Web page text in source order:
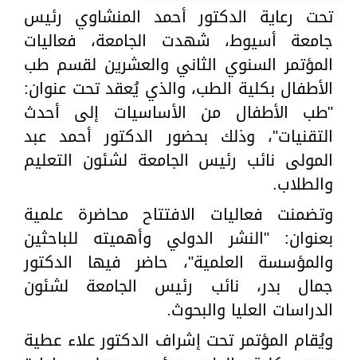
تحت رعاية الدكتور أحمد المنشاوي رئيس
جامعة أسيوط، شهدت الجامعة، فعاليات
المؤتمر السنوي الثاني والعشرين لقسم طب
الأطفال بكلية الطب، والذي يُعقد تحت عنوان:
"طب الأطفال من الأساسيات إلى أحدث
التقنيات"، وذلك بحضور الدكتور أحمد عبد
المولى نائب رئيس الجامعة لشئون التعليم
والطلاب.
وتضمنت فعاليات الافتتاح محاضرة علمية
بعنوان: "النشر الدولي وأهميته للباحثين
والمؤسسة العلمية"، حاضر فيها الدكتور
جمال بدر، نائب رئيس الجامعة لشئون
الدراسات العليا والبحوث.
ويُقام المؤتمر تحت إشراف الدكتور علاء عطية